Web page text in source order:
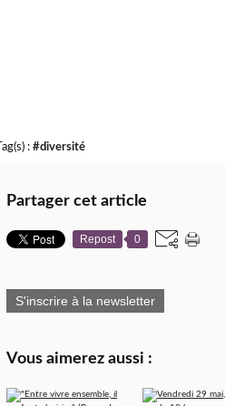
Tag(s) : #diversité
Partager cet article
Repost 0
S'inscrire à la newsletter
Vous aimerez aussi :